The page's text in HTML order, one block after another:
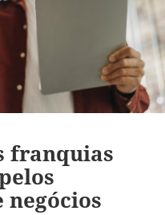
franquias
negócios